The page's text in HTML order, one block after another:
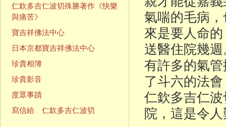
氣喘的毛病
來是要人命
送醫住院幾
有許多的氣
了斗六的法
仁欽多吉仁
院，這是令
仁欽多吉仁波切殊勝著作《快樂
與痛苦》
寶吉祥佛法中心
日本京都寶吉祥佛法中心
珍貴相簿
珍貴影音
度眾事蹟
寫信給 仁欽多吉仁波切